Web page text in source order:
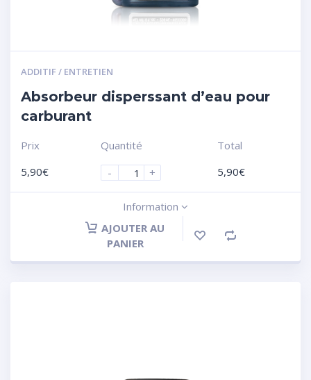
ADDITIF / ENTRETIEN
Absorbeur disperssant d’eau pour
carburant
Prix
5,90€
Quantité
-
+
Total
5,90€
Information
AJOUTER AU
PANIER